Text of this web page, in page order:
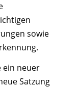
sowie
ein neuer
Satzung